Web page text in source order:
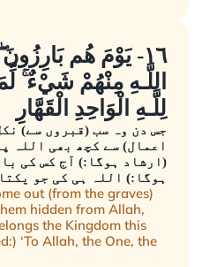
١٦- يَوْمَ هُم
اللَّـهِ مِنْهُمْ شَيْءٌ
لِلَّـهِ الْوَاحِدِ الْقَهَّارِ
جس دن وہ سب (قبروں سے)
اعمال) سے کچھ بھی اللہ
(ارشاد ہوگا:) آج کس کی
ہوگا:) اللہ ہی کی جو
out (from the graves)
hidden from Allah,
the Kingdom this
‘To Allah, the One, the